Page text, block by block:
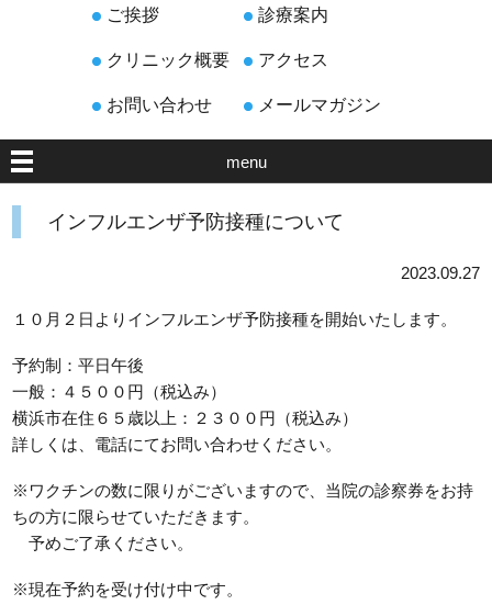
ご挨拶 診療案内
クリニック概要 アクセス
お問い合わせ メールマガジン
menu
インフルエンザ予防接種について
2023.09.27
１０月２日よりインフルエンザ予防接種を開始いたします。
予約制：平日午後
一般：４５００円（税込み）
横浜市在住６５歳以上：２３００円（税込み）
詳しくは、電話にてお問い合わせください。
※ワクチンの数に限りがございますので、当院の診察券をお持
ちの方に限らせていただきます。
予めご了承ください。
※現在予約を受け付け中です。